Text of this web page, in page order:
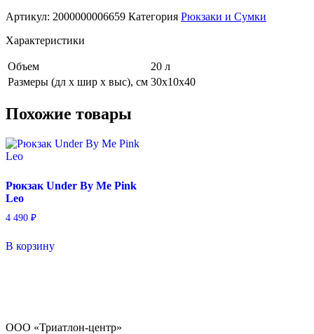
Артикул: 2000000006659 Категория Рюкзаки и Сумки
Характеристики
Объем
20 л
Размеры (дл х шир х выс), см 30х10х40
Похожие товары
Рюкзак Under By Me Pink
Leo
4 490 ₽
В корзину
ООО «Триатлон-центр»